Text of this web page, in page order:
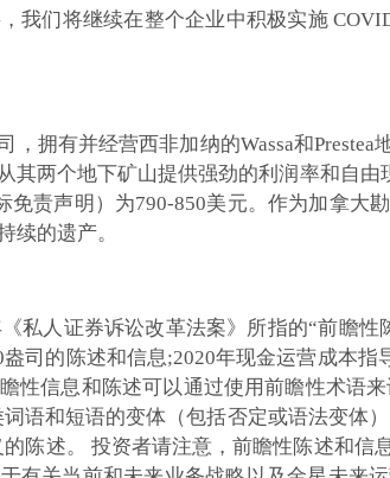
我们将继续在整个企业中积极实施
，拥有并经营西非加纳的Wassa和
其两个地下矿山提供强劲的利润率和自
责声明）为790-850美元。作为加拿大
续的遗产。
私人证券诉讼改革法案》所指的“前瞻
司的陈述和信息;2020年现金运营成本
性信息和陈述可以通过使用前瞻性术语
语和短语的变体（包括否定或语法变体
陈述。 投资者请注意，前瞻性陈述和